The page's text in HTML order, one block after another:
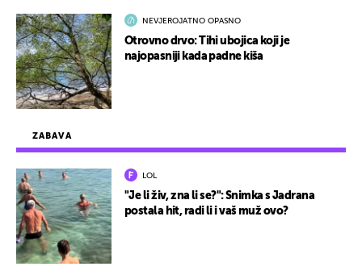
ZABAVA
LOL
"Je li živ, zna li se?": Snimka s Jadrana
postala hit, radi li i vaš muž ovo?
NEVJEROJATNO OPASNO
Otrovno drvo: Tihi ubojica koji je
najopasniji kada padne kiša